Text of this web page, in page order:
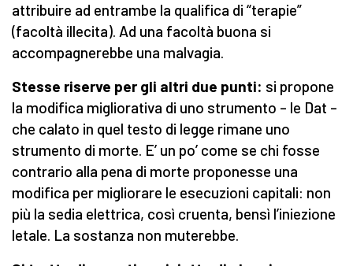
attribuire ad entrambe la qualifica di “terapie”
(facoltà illecita). Ad una facoltà buona si
accompagnerebbe una malvagia.
Stesse riserve per gli altri due punti: si propone
la modifica migliorativa di uno strumento – le Dat –
che calato in quel testo di legge rimane uno
strumento di morte. E’ un po’ come se chi fosse
contrario alla pena di morte proponesse una
modifica per migliorare le esecuzioni capitali: non
più la sedia elettrica, così cruenta, bensì l’iniezione
letale. La sostanza non muterebbe.